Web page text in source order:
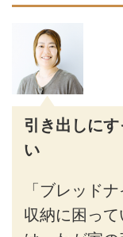
引き出しに
い
「ブレッド
収納に困っ